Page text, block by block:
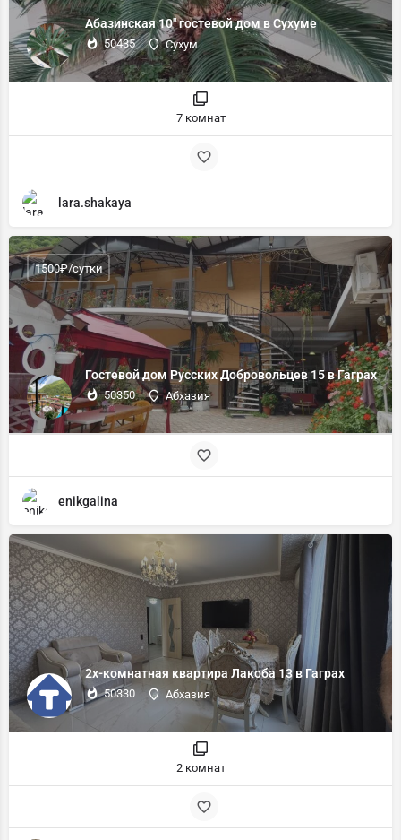
Абазинская 10" гостевой дом в Сухуме
50435 Сухум
7 комнат
lara.shakaya
Гостевой дом Русских Добровольцев 15 в Гаграх
50350 Абхазия
1500₽/сутки
enikgalina
2х-комнатная квартира Лакоба 13 в Гаграх
50330 Абхазия
2 комнат